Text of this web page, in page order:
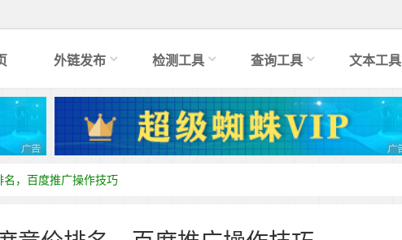
外链发布 检测工具 查询工具 文本工具
，百度推广操作技巧